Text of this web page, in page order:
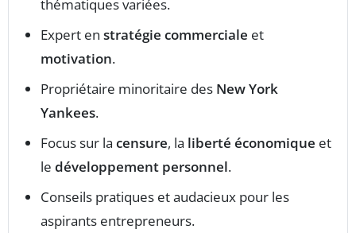
thématiques variées.
Expert en stratégie commerciale et
motivation.
Propriétaire minoritaire des New York
Yankees.
Focus sur la censure, la liberté économique et
le développement personnel.
Conseils pratiques et audacieux pour les
aspirants entrepreneurs.